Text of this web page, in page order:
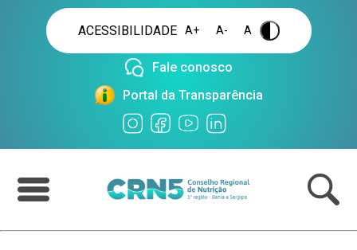
ACESSIBILIDADE A+ A- A .
Fale conosco
Portal da Transparência